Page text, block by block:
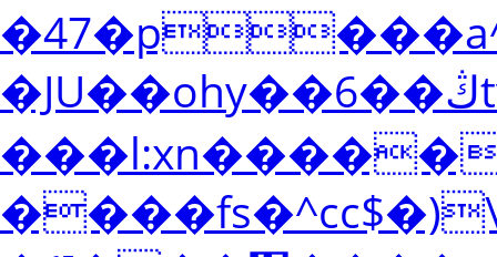
�JU��ohy��6��ڭtvH